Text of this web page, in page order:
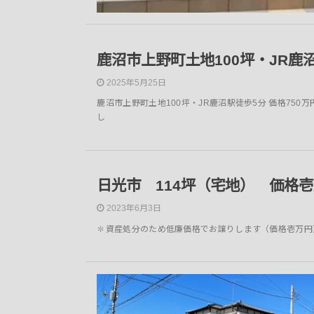
鹿沼市上野町土地100坪・JR鹿
2025年5月25日
鹿沼市上野町土地100坪・JR鹿沼駅徒歩5分 価格750
し
日光市 114坪（宅地） 価格
2023年6月3日
✽資産処分のため低廉価格でお譲りします（価格壱